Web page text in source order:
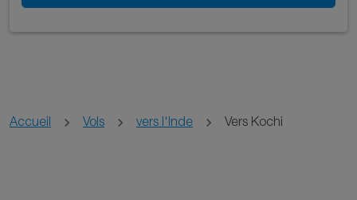
Accueil Vols vers l'Inde Vers Kochi